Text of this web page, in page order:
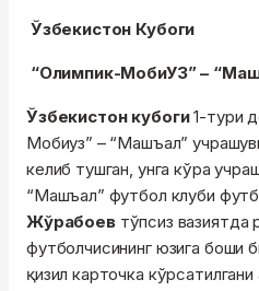
Ўзбекистон Кубоги
“Олимпик-МобиУЗ” –
Ўзбекистон кубоги1-тури
Мобиуз” – “Машъал”
келиб тушган, унга кўра
“Машъал” футбол клуби
Жўрабоевтўпсиз вазиятда
футболчисининг юзига боши
қизил карточка кўрсатилгани